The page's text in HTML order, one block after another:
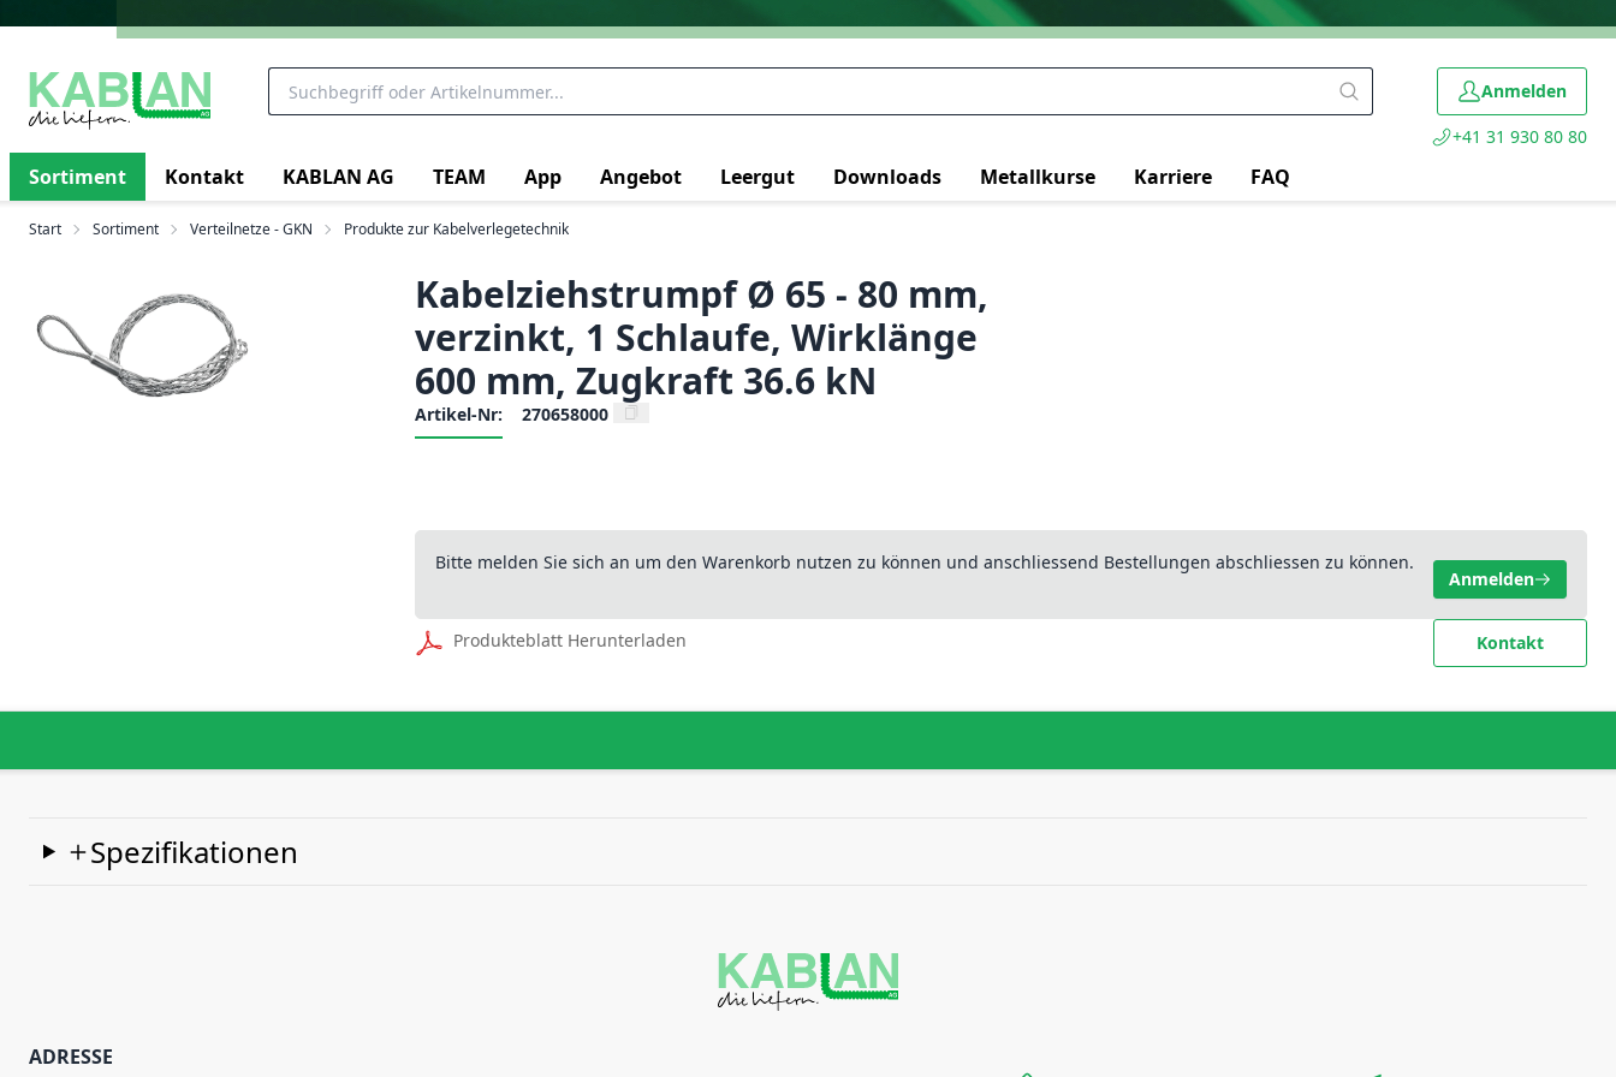
Anmelden
+41 31 930 80 80
Sortiment Kontakt KABLAN AG TEAM App Angebot Leergut Downloads Metallkurse Karriere FAQ
Start Sortiment Verteilnetze - GKN Produkte zur Kabelverlegetechnik
Kabelziehstrumpf Ø 65 - 80 mm,
verzinkt, 1 Schlaufe, Wirklänge
600 mm, Zugkraft 36.6 kN
Artikel-Nr: 270658000
Bitte melden Sie sich an um den Warenkorb nutzen zu können und anschliessend Bestellungen abschliessen zu können.
Anmelden
Produkteblatt Herunterladen Kontakt
Spezifikationen
ADRESSE